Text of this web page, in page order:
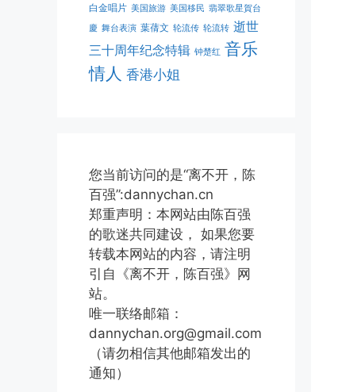
白金唱片 美国旅游 美国移民 翡翠歌星賀台
慶 舞台表演 葉蒨文 轮流传 轮流转 逝世
三十周年纪念特辑 钟楚红 音乐
情人 香港小姐
您当前访问的是“离不开，陈
百强”:dannychan.cn
郑重声明：本网站由陈百强
的歌迷共同建设， 如果您要
转载本网站的内容，请注明
引自《离不开，陈百强》网
站。
唯一联络邮箱：
dannychan.org@gmail.com
（请勿相信其他邮箱发出的
通知）